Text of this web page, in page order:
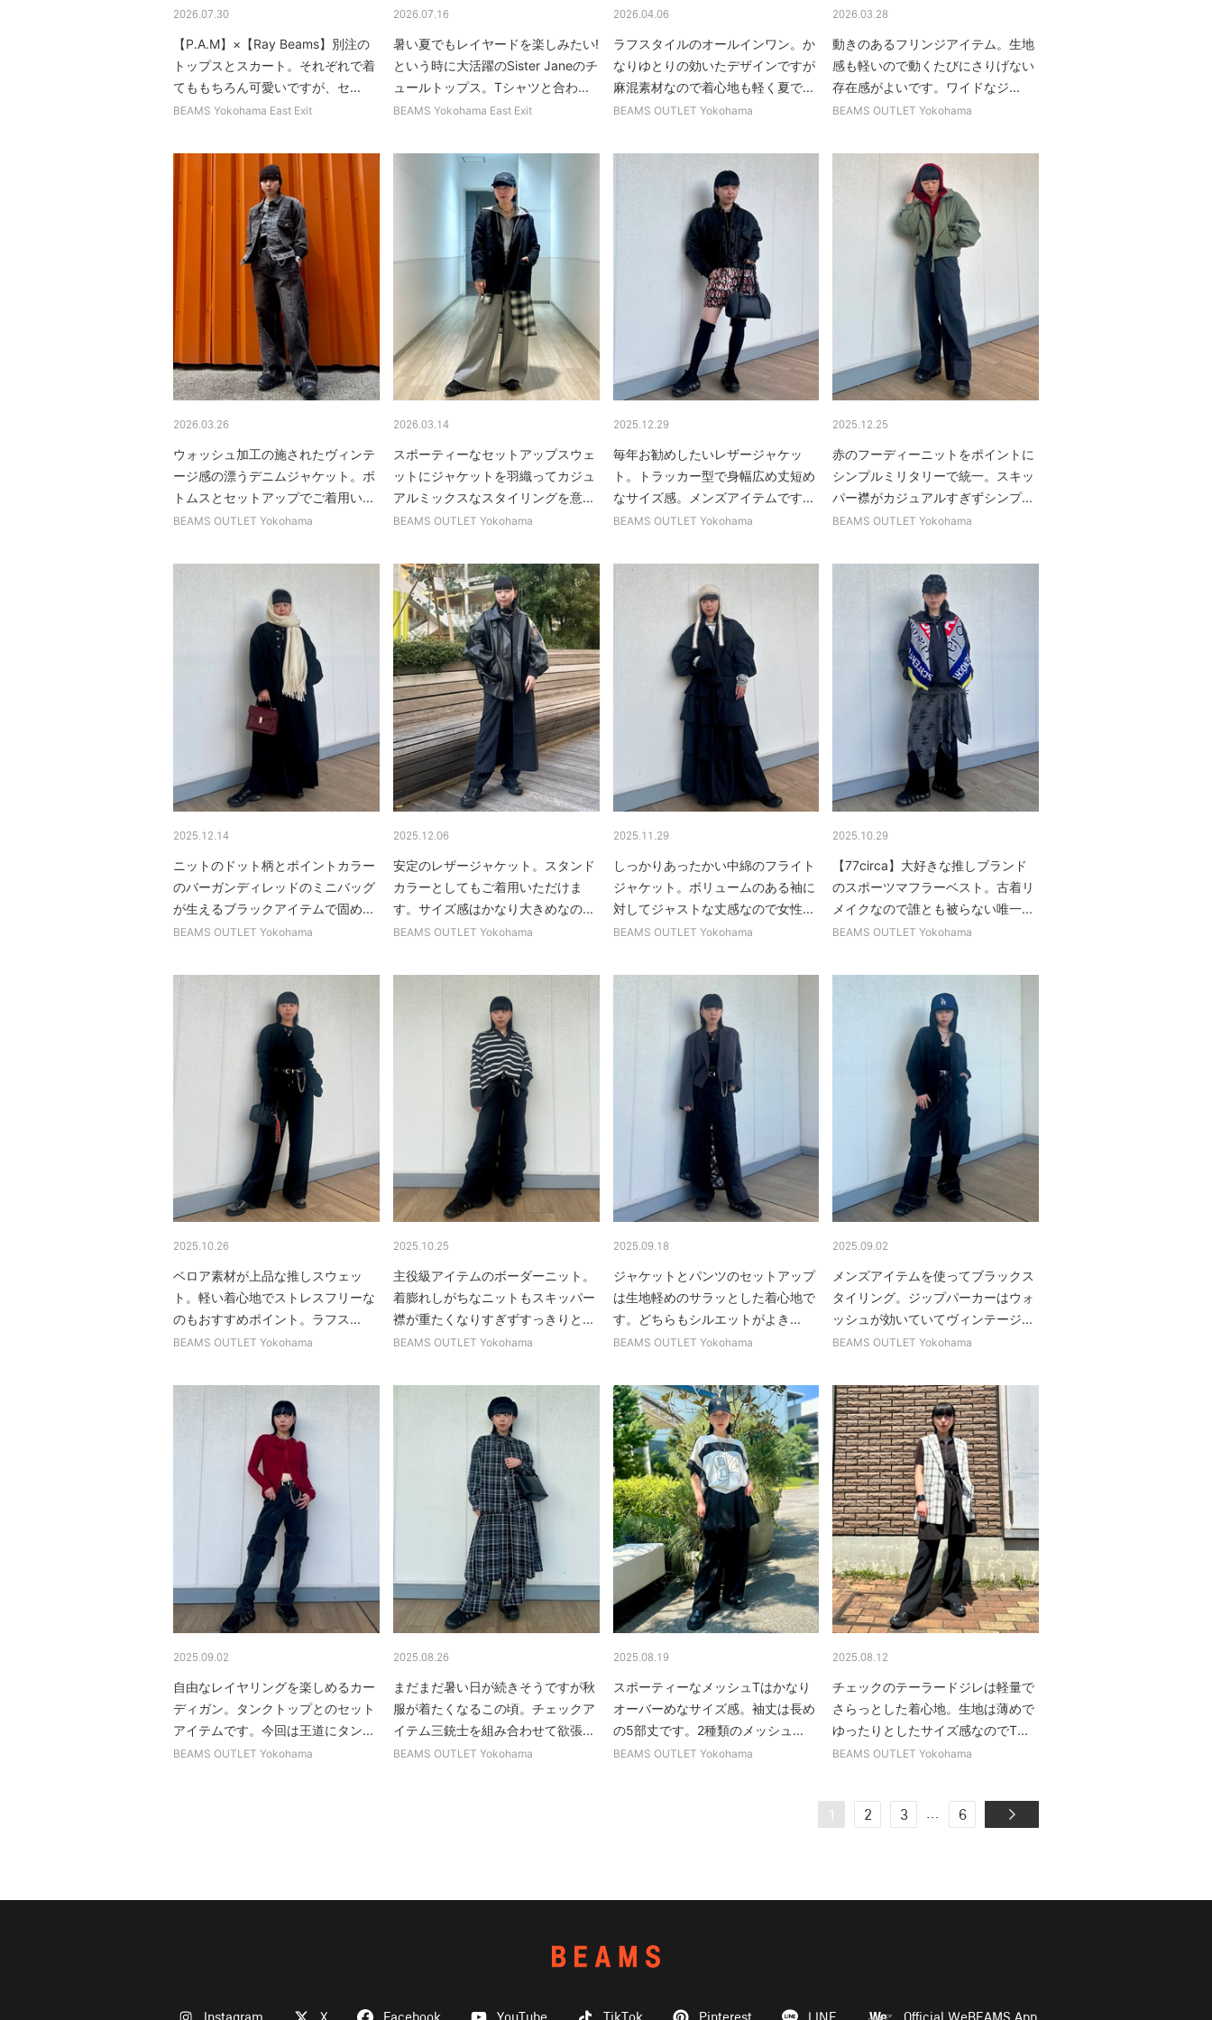
2026.07.30
【P.A.M】×【Ray Beams】別注の
トップスとスカート。それぞれで着
てももちろん可愛いですが、セ...
BEAMS Yokohama East Exit
2026.07.16
暑い夏でもレイヤードを楽しみたい!
という時に大活躍のSister Janeのチ
ュールトップス。Tシャツと合わ...
BEAMS Yokohama East Exit
2026.04.06
ラフスタイルのオールインワン。か
なりゆとりの効いたデザインですが
麻混素材なので着心地も軽く夏で...
BEAMS OUTLET Yokohama
2026.03.28
動きのあるフリンジアイテム。生地
感も軽いので動くたびにさりげない
存在感がよいです。ワイドなジ...
BEAMS OUTLET Yokohama
2026.03.26
ウォッシュ加工の施されたヴィンテ
ージ感の漂うデニムジャケット。ボ
トムスとセットアップでご着用い...
BEAMS OUTLET Yokohama
2026.03.14
スポーティーなセットアップスウェ
ットにジャケットを羽織ってカジュ
アルミックスなスタイリングを意...
BEAMS OUTLET Yokohama
2025.12.29
毎年お勧めしたいレザージャケッ
ト。トラッカー型で身幅広め丈短め
なサイズ感。メンズアイテムです...
BEAMS OUTLET Yokohama
2025.12.25
赤のフーディーニットをポイントに
シンプルミリタリーで統一。スキッ
パー襟がカジュアルすぎずシンプ...
BEAMS OUTLET Yokohama
2025.12.14
ニットのドット柄とポイントカラー
のバーガンディレッドのミニバッグ
が生えるブラックアイテムで固め...
BEAMS OUTLET Yokohama
2025.12.06
安定のレザージャケット。スタンド
カラーとしてもご着用いただけま
す。サイズ感はかなり大きめなの...
BEAMS OUTLET Yokohama
2025.11.29
しっかりあったかい中綿のフライト
ジャケット。ボリュームのある袖に
対してジャストな丈感なので女性...
BEAMS OUTLET Yokohama
2025.10.29
【77circa】大好きな推しブランド
のスポーツマフラーベスト。古着リ
メイクなので誰とも被らない唯一...
BEAMS OUTLET Yokohama
2025.10.26
ベロア素材が上品な推しスウェッ
ト。軽い着心地でストレスフリーな
のもおすすめポイント。ラフス...
BEAMS OUTLET Yokohama
2025.10.25
主役級アイテムのボーダーニット。
着膨れしがちなニットもスキッパー
襟が重たくなりすぎずすっきりと...
BEAMS OUTLET Yokohama
2025.09.18
ジャケットとパンツのセットアップ
は生地軽めのサラッとした着心地で
す。どちらもシルエットがよき...
BEAMS OUTLET Yokohama
2025.09.02
メンズアイテムを使ってブラックス
タイリング。ジップパーカーはウォ
ッシュが効いていてヴィンテージ...
BEAMS OUTLET Yokohama
2025.09.02
自由なレイヤリングを楽しめるカー
ディガン。タンクトップとのセット
アイテムです。今回は王道にタン...
BEAMS OUTLET Yokohama
2025.08.26
まだまだ暑い日が続きそうですが秋
服が着たくなるこの頃。チェックア
イテム三銃士を組み合わせて欲張...
BEAMS OUTLET Yokohama
2025.08.19
スポーティーなメッシュTはかなり
オーバーめなサイズ感。袖丈は長め
の5部丈です。2種類のメッシュ...
BEAMS OUTLET Yokohama
2025.08.12
チェックのテーラードジレは軽量で
さらっとした着心地。生地は薄めで
ゆったりとしたサイズ感なのでT...
BEAMS OUTLET Yokohama
1 2 3 ... 6